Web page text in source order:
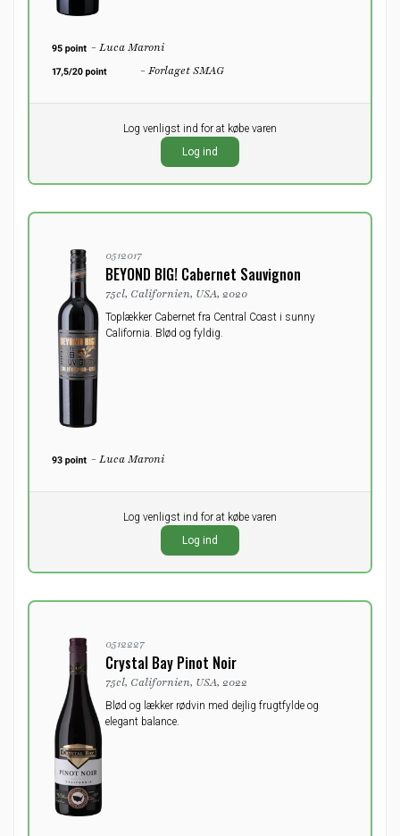
- Luca Maroni
- Forlaget SMAG
Log venligst ind for at købe varen
Log ind
0512017
BEYOND BIG! Cabernet Sauvignon
75cl, Californien, USA, 2020
Toplækker Cabernet fra Central Coast i sunny
California. Blød og fyldig.
- Luca Maroni
Log venligst ind for at købe varen
Log ind
0512227
Crystal Bay Pinot Noir
75cl, Californien, USA, 2022
Blød og lækker rødvin med dejlig frugtfylde og
elegant balance.